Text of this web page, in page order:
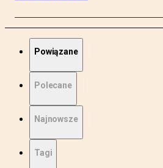
Powiązane
Polecane
Najnowsze
Tagi